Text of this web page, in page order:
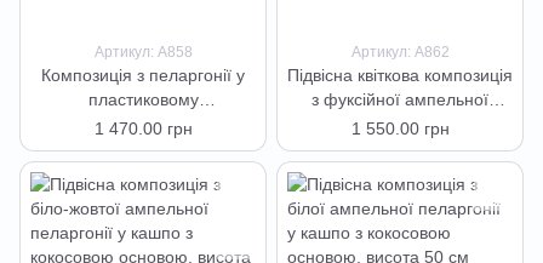
Артикул: А858
Композиція з пеларгонії у
пластиковому
прямокутному вазоні з
плетеним дизайном, висота
1 470.00 грн
Артикул: А862
Підвісна квіткова композиція
з фуксійної ампельної
пеларгонії у пластиковому
вазоні, висота 50 см
1 550.00 грн